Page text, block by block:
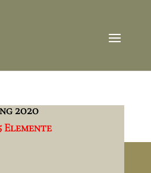
2020
Elemente